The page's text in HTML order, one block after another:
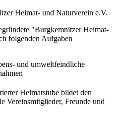
Heimat- und Naturverein e.V.
"Burgkemnitzer Heimat-
folgenden Aufgaben
und umweltfeindliche
Heimatstube bildet den
Vereinsmitglieder, Freunde und